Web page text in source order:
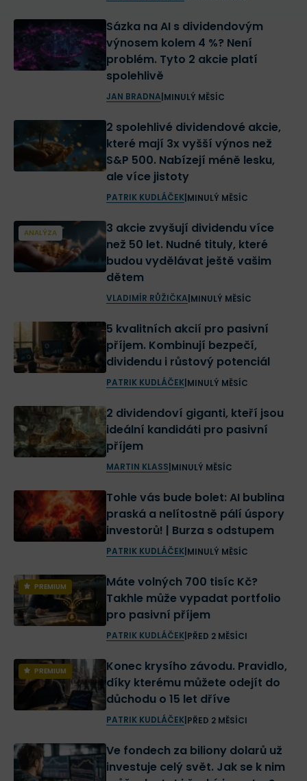
Sázka na AI s dividendovým
výnosem kolem 4 %? Není
problém. Tyto 2 akcie platí
spolehlivě
JAN BRADNA MINULÝ MĚSÍC
2 spolehlivé dividendové akcie,
které mají 3x vyšší výnos než
S&P 500. Nabízejí méně lesku,
ale více jistoty
PATRIK KUDLÁČEK| MINULÝ MĚSÍC
ANALÝZA
3 akcie zvyšují dividendu více
než 50 let. Nudné tituly, které
budou vydělávat ještě vašim
dětem
VLADIMÍR RŮŽIČKA MINULÝ MĚSÍC
5 kvalitních akcií pro pasivní
příjem. Kombinují bezpečí,
dividendu i růstový potenciál
PATRIK KUDLÁČEK| MINULÝ MĚSÍC
2 dividendoví giganti, kteří jsou
ideální kandidáti pro pasivní
příjem
MARTIN KLASS MINULÝ MĚSÍC
Tohle vás bude bolet: AI bublina
praská a nelítostně pálí úspory
investorů! | Burza s odstupem
PATRIK KUDLÁČEK| MINULÝ MĚSÍC
PREMIUM
Máte volných 700 tisíc Kč?
Takhle může vypadat portfolio
pro pasivní příjem
PATRIK KUDLÁČEK| PŘED 2 MĚSÍCI
PREMIUM
Konec krysího závodu. Pravidlo,
díky kterému můžete odejít do
důchodu o 15 let dříve
PATRIK KUDLÁČEK| PŘED 2 MĚSÍCI
Ve fondech za biliony dolarů už
investuje celý svět. Jak se k nim